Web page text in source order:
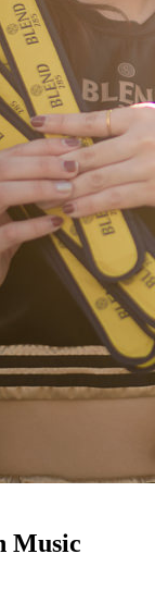
Music